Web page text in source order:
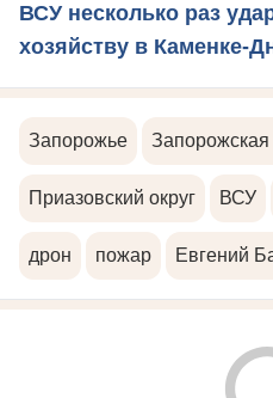
ВСУ несколько раз
хозяйству в Каменке-
Запорожье Запорожская
Приазовский округ ВСУ
дрон пожар Евгений